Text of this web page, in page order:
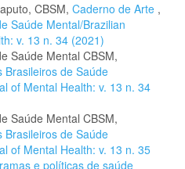
CBSM, Caderno de Arte ,
Saúde Mental/Brazilian
v. 13 n. 34 (2021)
Saúde Mental CBSM,
Brasileiros de Saúde
of Mental Health: v. 13 n. 34
Saúde Mental CBSM,
Brasileiros de Saúde
of Mental Health: v. 13 n. 35
e políticas de saúde